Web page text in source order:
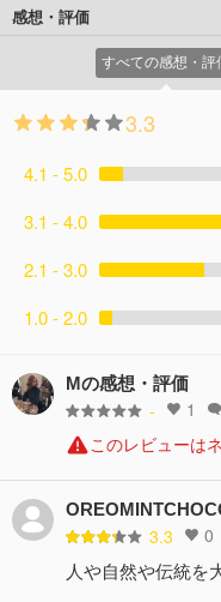
感想・評価
すべての感想・評
3.3
4.1 - 5.0
3.1 - 4.0
2.1 - 3.0
1.0 - 2.0
Mの感想・評価
- 1
このレビューは
3.3 0
人や自然や伝統を